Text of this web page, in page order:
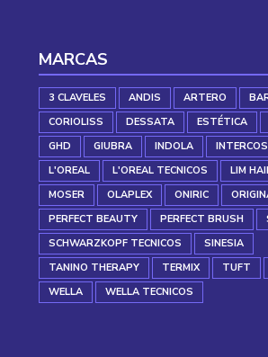
MARCAS
3 CLAVELES ANDIS ARTERO
CORIOLISS
DESSATA ESTÉTICA
GHD
GIUBRA INDOLA
L'OREAL
L'OREAL TECNICOS LIM
MOSER
OLAPLEX ONIRIC
PERFECT BEAUTY
PERFECT BRUSH
SCHWARZKOPF TECNICOS
SINESIA
TANINO THERAPY
TERMIX TUFT
WELLA
WELLA TECNICOS